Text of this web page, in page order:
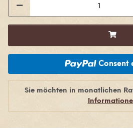
Consent
Sie möchten in monatlichen